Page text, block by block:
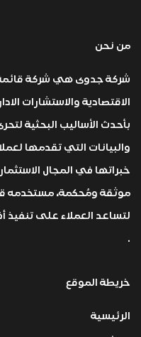
من نحن
شركة جدوى هي شركة
الاقتصادية والاستشارات
بأحدث الأساليب البحثية
والبيانات التي تقدمها
خبراتها في المجال
موثقة ومُحكمة، مستخدمه
لتساعد العملاء على
.
خريطة الموقع
الرئيسية